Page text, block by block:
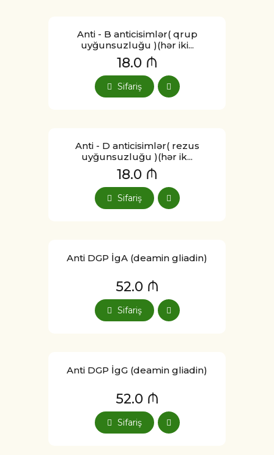
Anti - B anticisimlər( qrup
uyğunsuzluğu )(hər iki...
18.0 ₼
Sifariş
Anti - D anticisimlər( rezus
uyğunsuzluğu )(hər ik...
18.0 ₼
Sifariş
Anti DGP İgA (deamin gliadin)
52.0 ₼
Sifariş
Anti DGP İgG (deamin gliadin)
52.0 ₼
Sifariş